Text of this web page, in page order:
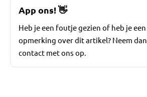
App ons!👋
Heb je een foutje gezien of heb je een
opmerking over dit artikel? Neem dan
contact met ons op.